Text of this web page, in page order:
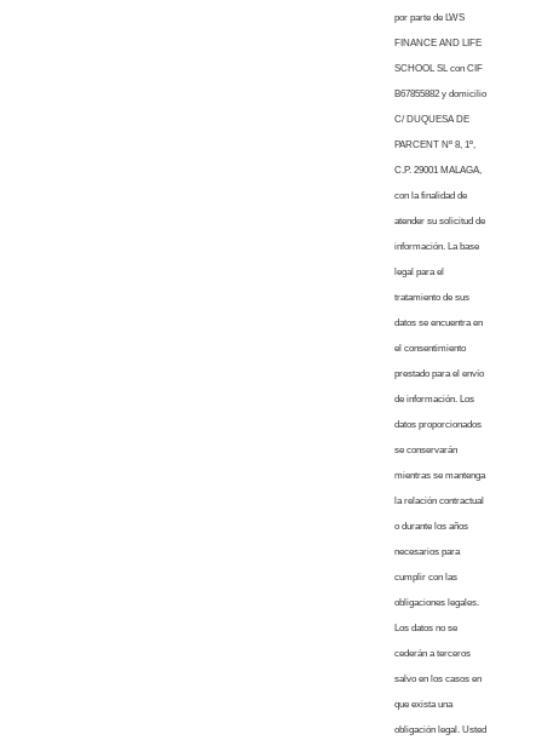
por parte de LWS
FINANCE AND LIFE
SCHOOL SL con CIF
B67855882 y domicilio
C/ DUQUESA DE
PARCENT Nº 8, 1º,
C.P. 29001 MALAGA,
con la finalidad de
atender su solicitud de
información. La base
legal para el
tratamiento de sus
datos se encuentra en
el consentimiento
prestado para el envío
de información. Los
datos proporcionados
se conservarán
mientras se mantenga
la relación contractual
o durante los años
necesarios para
cumplir con las
obligaciones legales.
Los datos no se
cederán a terceros
salvo en los casos en
que exista una
obligación legal. Usted